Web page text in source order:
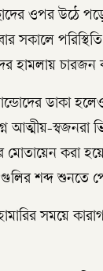
ছাদের ওপর উঠে
পরিস্থিতি
হামলায় চারজন
ডাকা
আত্মীয়-স্বজনরা
মোতায়েন করা
গুলির শব্দ শুনতে
সময়ে